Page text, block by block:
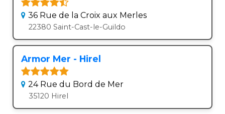
36 Rue de la Croix aux Merles
22380 Saint-Cast-le-Guildo
Armor Mer - Hirel
24 Rue du Bord de Mer
35120 Hirel